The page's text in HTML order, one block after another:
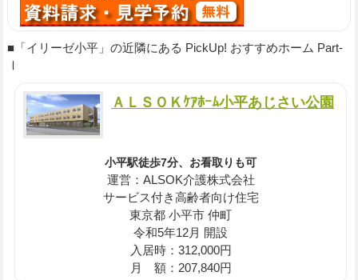
■「イリーゼ小平」の近隣にある PickUp! おすすめホーム Part-
Ⅰ
ＡＬＳＯＫｹｱﾎｰﾑ小平あじさい公園
小平駅徒歩7分、お看取りも可
運営：ALSOK介護株式会社
サービス付き高齢者向け住宅
東京都 小平市 仲町
令和5年12月 開設
入居時：312,000円
月 額：207,840円